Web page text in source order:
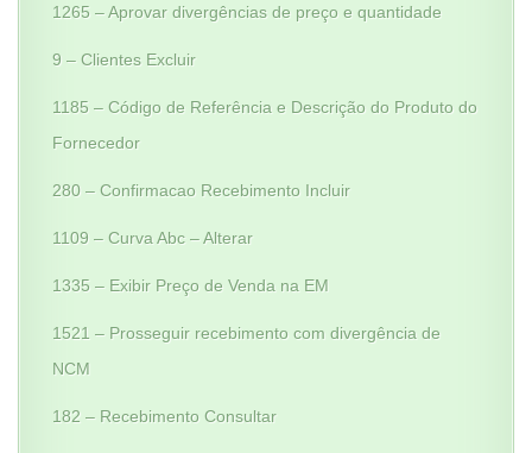
1265 – Aprovar divergências de preço e quantidade
9 – Clientes Excluir
1185 – Código de Referência e Descrição do Produto do
Fornecedor
280 – Confirmacao Recebimento Incluir
1109 – Curva Abc – Alterar
1335 – Exibir Preço de Venda na EM
1521 – Prosseguir recebimento com divergência de
NCM
182 – Recebimento Consultar